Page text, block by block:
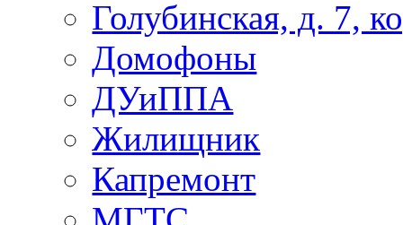
Голубинская, д. 7,
Домофоны
ДУиППА
Жилищник
Капремонт